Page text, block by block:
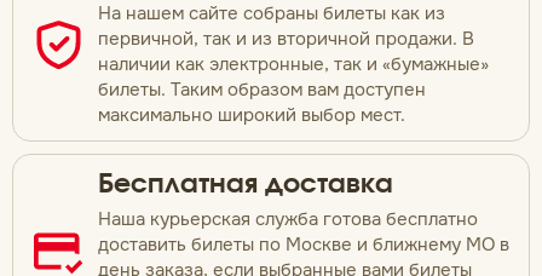
На нашем сайте собраны билеты как из
первичной, так и из вторичной продажи. В
наличии как электронные, так и «бумажные»
билеты. Таким образом вам доступен
максимально широкий выбор мест.
Бесплатная доставка
Наша курьерская служба готова бесплатно
доставить билеты по Москве и ближнему МО в
день заказа, если выбранные вами билеты